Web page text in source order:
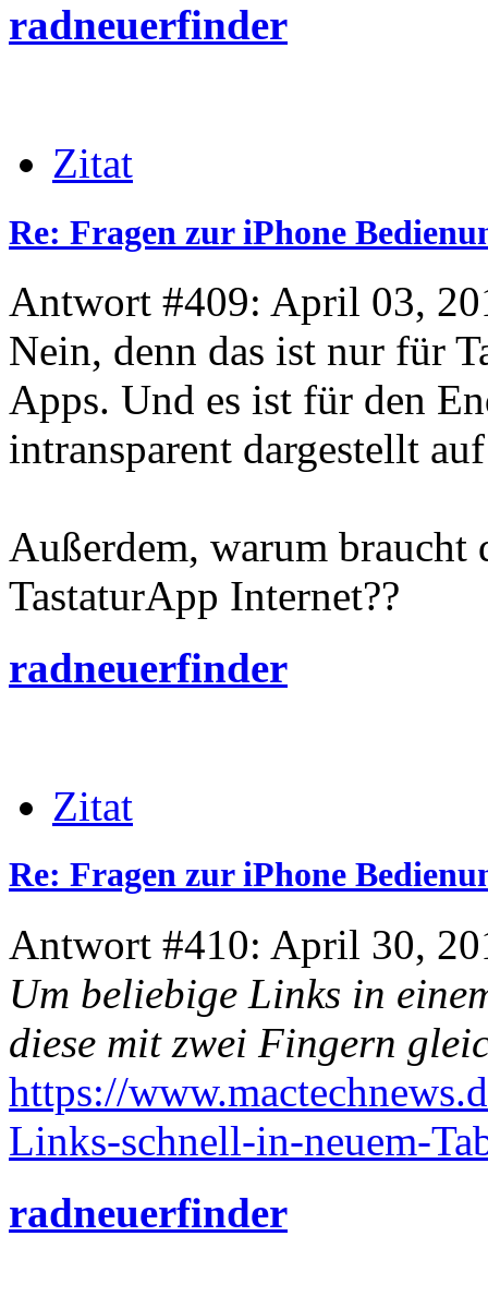
radneuerfinder
Zitat
Re: Fragen zur iPhone
Antwort #409: April 03,
Nein, denn das ist nur für
Apps. Und es ist für den
intransparent dargestellt
Außerdem, warum braucht
TastaturApp Internet??
radneuerfinder
Zitat
Re: Fragen zur iPhone
Antwort #410: April 30,
Um beliebige Links in
diese mit zwei Fingern
https://
Links-schnell-in-neuem-
radneuerfinder